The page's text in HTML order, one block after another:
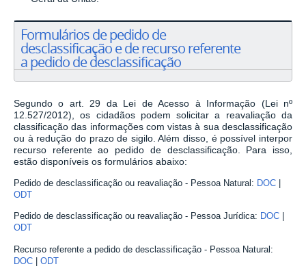
Formulários de pedido de
desclassificação e de recurso referente
a pedido de desclassificação
Segundo o art. 29 da Lei de Acesso à Informação (Lei nº
12.527/2012), os cidadãos podem solicitar a reavaliação da
classificação das informações com vistas à sua desclassificação
ou à redução do prazo de sigilo. Além disso, é possível interpor
recurso referente ao pedido de desclassificação. Para isso,
estão disponíveis os formulários abaixo:
Pedido de desclassificação ou reavaliação - Pessoa Natural: DOC
ODT
Pedido de desclassificação ou reavaliação - Pessoa Jurídica: DOC
ODT
Recurso referente a pedido de desclassificação - Pessoa Natural:
DOC | ODT